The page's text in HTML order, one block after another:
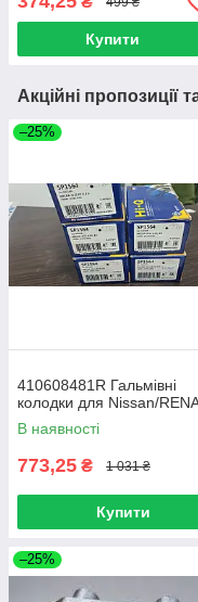
Купити
Акційні пропозиції
–25%
410608481R Гальмівні
колодки для Nissan/
В наявності
773,25 ₴ 1 031 ₴
Купити
–25%